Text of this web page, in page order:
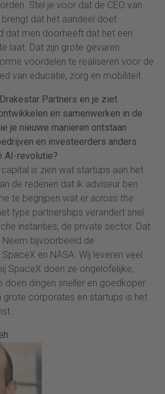
Stel je voor dat de CEO van
dat het aandeel doet
dat men doorheeft dat het een
laat. Dat zijn grote gevaren.
voordelen te realiseren voor de
van educatie, zorg en mobiliteit.
Partners en je ziet
en samenwerken in de
je nieuwe manieren ontstaan
en investeerders anders
AI-revolutie?
is zien wat startups aan het
de redenen dat ik adviseur ben
te begrijpen wat er across the
type partnerships verandert snel.
instanties, de private sector. Dat
bijvoorbeeld de
en NASA. Wij leveren veel
SpaceX doen ze ongelofelijke,
doen dingen sneller en goedkoper.
grote corporates en startups is het